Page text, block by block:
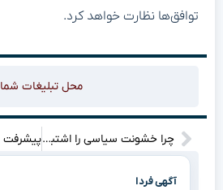
توافق‌ها نظارت خواهد کرد.
محل تبلیغات شما
چرا خشونت سیاسی را اشتباه قضاوت می‌کنیم؟
آگهی فردا